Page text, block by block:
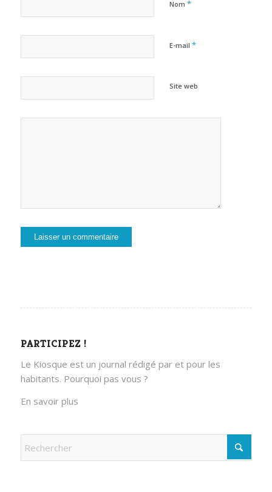
Nom *
E-mail *
Site web
PARTICIPEZ !
Le Kiosque est un journal rédigé par et pour les
habitants. Pourquoi pas vous ?
En savoir plus